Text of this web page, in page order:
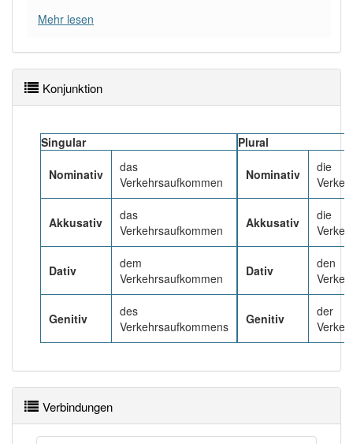
95% unserer Spielapp-Nutzer haben den Artikel
Mehr lesen
Konjunktion
Singular
Nominativ
das
Verkehrsaufkommen
Akkusativ
das
Verkehrsaufkommen
Dativ
dem
Verkehrsaufkommen
Genitiv
des
Verkehrsaufkommens
Plural
Nominativ
die
Akkusativ
die
Dativ
den
Genitiv
der
Verbindungen